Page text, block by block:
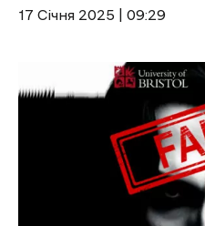
17 Січня 2025 | 09:29